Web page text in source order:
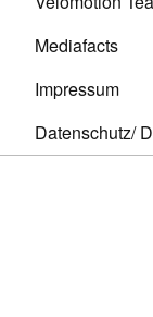
Mediafacts
Impressum
Datenschutz/